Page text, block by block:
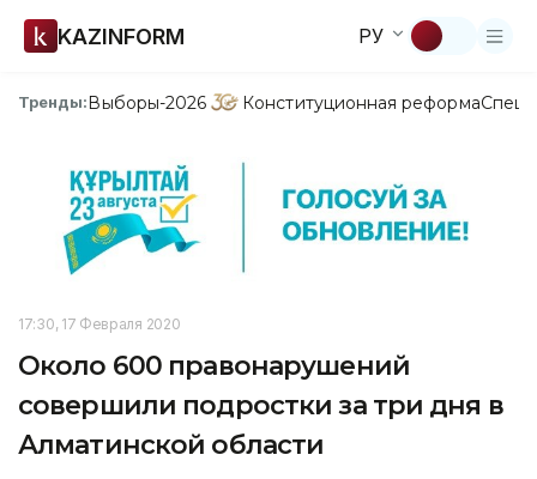
KAZINFORM РУ
Тренды:Выборы-2026 Конституционная реформа
17:30, 17 Февраля 2020
Около 600 правонарушений
совершили подростки за три дня в
Алматинской области